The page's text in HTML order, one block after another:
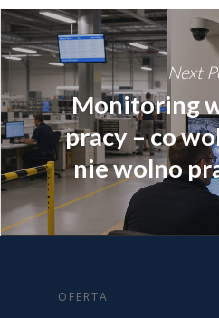
Next
Monitoring
pracy – co
nie wolno
OFERTA